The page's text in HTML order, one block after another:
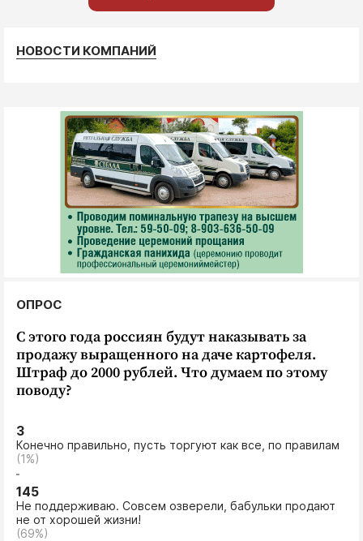
НОВОСТИ КОМПАНИЙ
ОПРОС
С этого года россиян будут наказывать за
продажу выращенного на даче картофеля.
Штраф до 2000 рублей. Что думаем по этому
поводу?
3
Конечно правильно, пусть торгуют как все, по правилам
(1%)
145
Не поддерживаю. Совсем озверели, бабульки продают
не от хорошей жизни!
(69%)